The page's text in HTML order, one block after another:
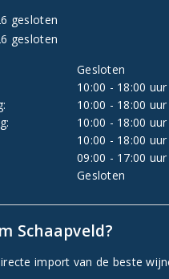
gesloten
gesloten
Gesloten
10:00 - 18:00 uur
10:00 - 18:00 uur
10:00 - 18:00 uur
10:00 - 18:00 uur
09:00 - 17:00 uur
Gesloten
Schaapveld?
import van de beste